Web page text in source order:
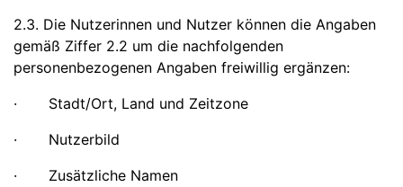
2.3. Die Nutzerinnen und Nutzer können die Angaben
gemäß Ziffer 2.2 um die nachfolgenden
personenbezogenen Angaben freiwillig ergänzen:
· Stadt/Ort, Land und Zeitzone
· Nutzerbild
· Zusätzliche Namen